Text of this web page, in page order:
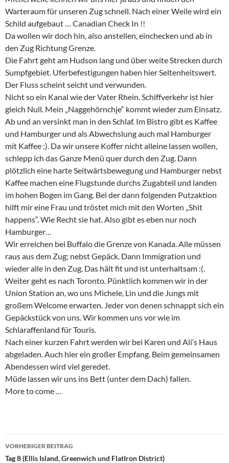
Warteraum für unseren Zug schnell. Nach einer Weile wird ein
Schild aufgebaut … Canadian Check In !!
Da wollen wir doch hin, also anstellen, einchecken und ab in
den Zug Richtung Grenze.
Die Fahrt geht am Hudson lang und über weite Strecken durch
Sumpfgebiet. Uferbefestigungen haben hier Seltenheitswert.
Der Fluss scheint seicht und verwunden.
Nicht so ein Kanal wie der Vater Rhein. Schiffverkehr ist hier
gleich Null. Mein „Naggehörnchje“ kommt wieder zum Einsatz.
Ab und an versinkt man in den Schlaf. Im Bistro gibt es Kaffee
und Hamburger und als Abwechslung auch mal Hamburger
mit Kaffee :). Da wir unsere Koffer nicht alleine lassen wollen,
schlepp ich das Ganze Menü quer durch den Zug. Dann
plötzlich eine harte Seitwärtsbewegung und Hamburger nebst
Kaffee machen eine Flugstunde durchs Zugabteil und landen
im hohen Bogen im Gang. Bei der dann folgenden Putzaktion
hilft mir eine Frau und tröstet mich mit den Worten „Shit
happens“. Wie Recht sie hat. Also gibt es eben nur noch
Hamburger…
Wir erreichen bei Buffalo die Grenze von Kanada. Alle müssen
raus aus dem Zug; nebst Gepäck. Dann Immigration und
wieder alle in den Zug. Das hält fit und ist unterhaltsam :(.
Weiter geht es nach Toronto. Pünktlich kommen wir in der
Union Station an, wo uns Michele, Lin und die Jungs mit
großem Welcome erwarten. Jeder von denen schnappt sich ein
Gepäckstück von uns. Wir kommen uns vor wie im
Schlaraffenland für Touris.
Nach einer kurzen Fahrt werden wir bei Karen und Ali’s Haus
abgeladen. Auch hier ein großer Empfang. Beim gemeinsamen
Abendessen wird viel geredet.
Müde lassen wir uns ins Bett (unter dem Dach) fallen.
More to come …
Beitragsnavigation
VORHERIGER BEITRAG
Tag 8 (Ellis Island, Greenwich und FlatIron District)